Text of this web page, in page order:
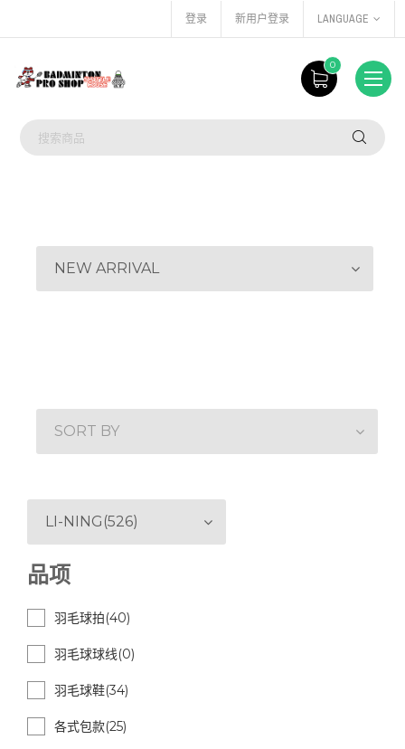
登录 新用户登录 LANGUAGE
0
NEW ARRIVAL
SORT BY
LI-NING(526)
品项
羽毛球拍(40)
羽毛球球线(0)
羽毛球鞋(34)
各式包款(25)